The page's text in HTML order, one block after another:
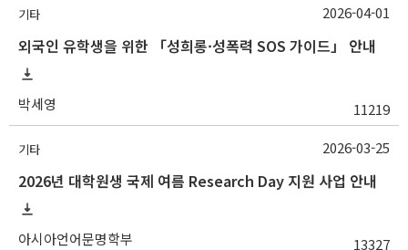
기타
외국인 유학생을 위한 「성희롱·성폭력 SOS 가이드」 안내
박세영 11219
2026-04-01
기타
2026년 대학원생 국제 여름 Research Day 지원 사업 안내
아시아언어문명학부 13327
2026-03-25